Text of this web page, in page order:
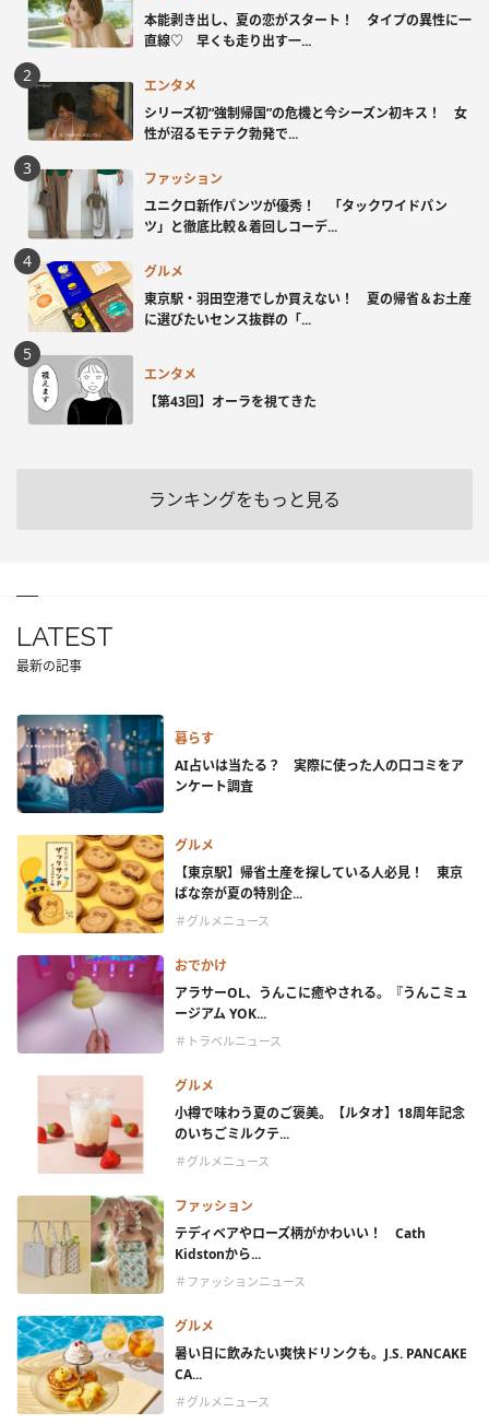
本能剥き出し、夏の恋がスタート！ タイプの異性に一
直線♡ 早くも走り出す一...
エンタメ
シリーズ初“強制帰国”の危機と今シーズン初キス！ 女
性が沼るモテテク勃発で...
ファッション
ユニクロ新作パンツが優秀！ 「タックワイドパン
ツ」と徹底比較＆着回しコーデ...
グルメ
東京駅・羽田空港でしか買えない！ 夏の帰省＆お土産
に選びたいセンス抜群の「...
エンタメ
【第43回】オーラを視てきた
ランキングをもっと見る
LATEST
最新の記事
暮らす
AI占いは当たる？ 実際に使った人の口コミをア
ンケート調査
グルメ
【東京駅】帰省土産を探している人必見！ 東京
ばな奈が夏の特別企...
＃グルメニュース
おでかけ
アラサーOL、うんこに癒やされる。『うんこミュ
ージアム YOK...
＃トラベルニュース
グルメ
小樽で味わう夏のご褒美。【ルタオ】18周年記念
のいちごミルクテ...
＃グルメニュース
ファッション
テディベアやローズ柄がかわいい！ Cath
Kidstonから...
＃ファッションニュース
グルメ
暑い日に飲みたい爽快ドリンクも。J.S. PANCAKE
CA...
＃グルメニュース